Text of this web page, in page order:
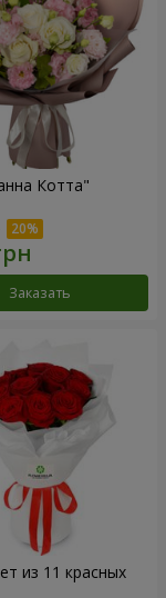
Котта"
Заказать
из 11 красных